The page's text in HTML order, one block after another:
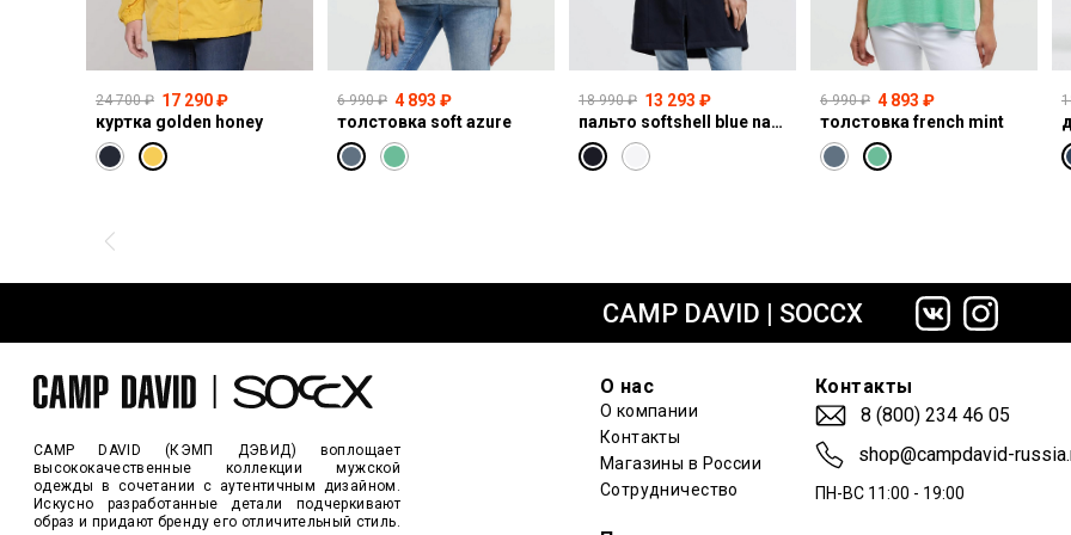
24 700 ₽ 17 290 ₽
куртка golden honey
6 990 ₽ 4 893 ₽
толстовка soft azure
18 990 ₽ 13 293 ₽
пальто softshell blue navy
6 990 ₽ 4 893 ₽
толстовка french mint
CAMP DAVID | SOCCX
CAMP DAVID (КЭМП ДЭВИД) воплощает
высококачественные коллекции мужской
одежды в сочетании с аутентичным дизайном.
Искусно разработанные детали подчеркивают
образ и придают бренду его отличительный стиль.
О нас
О компании
Контакты
Магазины в России
Сотрудничество
Контакты
8 (800) 234 46 05
shop@campdavid-
ПН-ВС 11:00 - 19:00